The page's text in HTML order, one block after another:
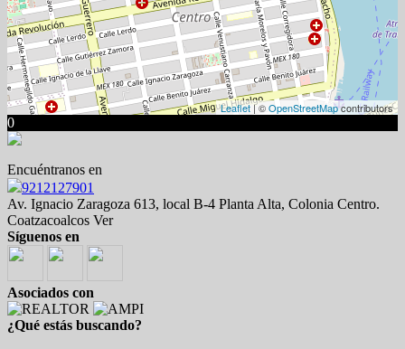
Leaflet| ©OpenStreetMapcontributors
0
Encuéntranos en
9212127901
Av. Ignacio Zaragoza 613, local B-4 Planta Alta, Colonia Centro.
Coatzacoalcos Ver
Síguenos en
Asociados con
¿Qué estás buscando?